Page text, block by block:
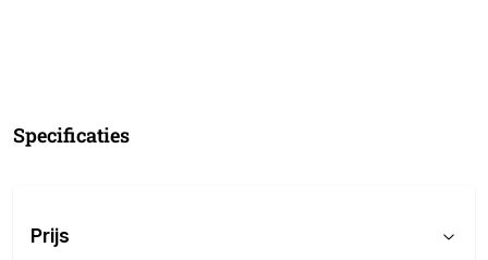
Specificaties
Prijs